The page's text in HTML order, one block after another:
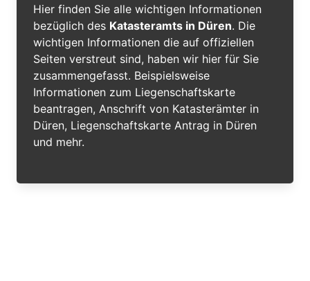
Hier finden Sie alle wichtigen Informationen
bezüglich des Katasteramts in Düren. Die
wichtigen Informationen die auf offiziellen
Seiten verstreut sind, haben wir hier für Sie
zusammengefasst. Beispielsweise
Informationen zum Liegenschaftskarte
beantragen, Anschrift von Katasterämter in
Düren, Liegenschaftskarte Antrag in Düren
und mehr.